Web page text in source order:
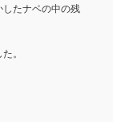
たナベの中の残
。